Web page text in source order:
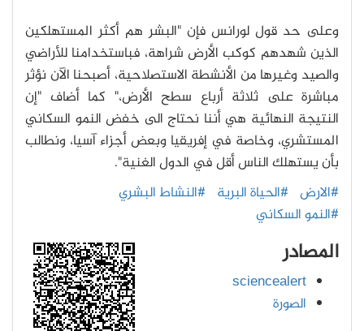
وعلى حد قول لورانس فإن "البشر هم أكثر المستهلكين
الذين شهدهم كوكب الأرض شراهة، فباستخدامنا للأراضي
والصيد وغيرها من الأنشطة الاستصلاحية، أصبحنا الآن نؤثر
مباشرة على ثلاثة أرباع سطح الأرض،" كما أضاف "إن
النتيجة النهائية هي أننا نحتاج الى خفض النمو السكاني
المستشري، وخاصة في إفريقيا وبعض أجزاء آسيا، ونطالب
بأن يستهلك الناس أقل في الدول الغنية".
#الارض #الحياة البرية #النشاط البشري
#النمو السكاني
المصادر
sciencealert
الصورة